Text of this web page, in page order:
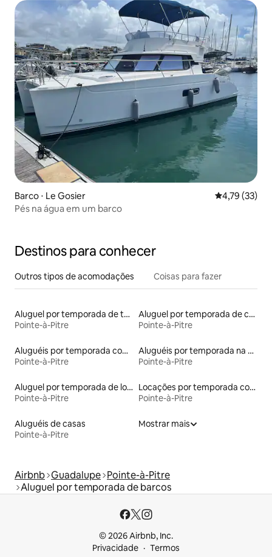
Barco ⋅ Le Gosier 4,79 de uma
4,79 (33)
Pés na água em um barco
Destinos para conhecer
Outros tipos de acomodações Coisas para fazer
Aluguel por temporada de townhouses
Pointe-à-Pitre
Aluguel por temporada de casas de veraneio
Pointe-à-Pitre
Aluguéis por temporada com suítes privativas
Pointe-à-Pitre
Aluguéis por temporada na orla
Pointe-à-Pitre
Aluguel por temporada de lofts
Pointe-à-Pitre
Locações por temporada com piscina
Pointe-à-Pitre
Aluguéis de casas
Pointe-à-Pitre
Mostrar mais
Airbnb Guadalupe Pointe-à-Pitre
Aluguel por temporada de barcos
© 2026 Airbnb, Inc.
Privacidade
Termos